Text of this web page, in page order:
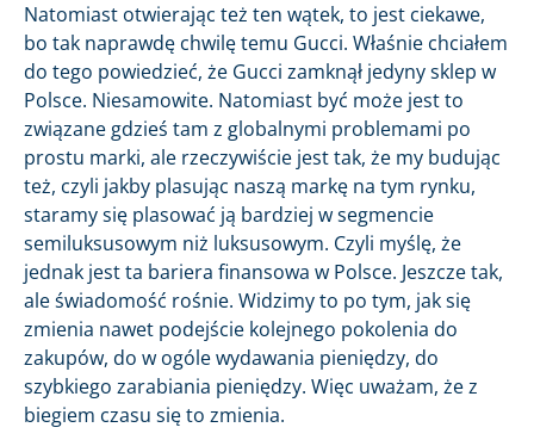
Natomiast otwierając też ten wątek, to jest ciekawe,
bo tak naprawdę chwilę temu Gucci. Właśnie chciałem
do tego powiedzieć, że Gucci zamknął jedyny sklep w
Polsce. Niesamowite. Natomiast być może jest to
związane gdzieś tam z globalnymi problemami po
prostu marki, ale rzeczywiście jest tak, że my budując
też, czyli jakby plasując naszą markę na tym rynku,
staramy się plasować ją bardziej w segmencie
semiluksusowym niż luksusowym. Czyli myślę, że
jednak jest ta bariera finansowa w Polsce. Jeszcze tak,
ale świadomość rośnie. Widzimy to po tym, jak się
zmienia nawet podejście kolejnego pokolenia do
zakupów, do w ogóle wydawania pieniędzy, do
szybkiego zarabiania pieniędzy. Więc uważam, że z
biegiem czasu się to zmienia.